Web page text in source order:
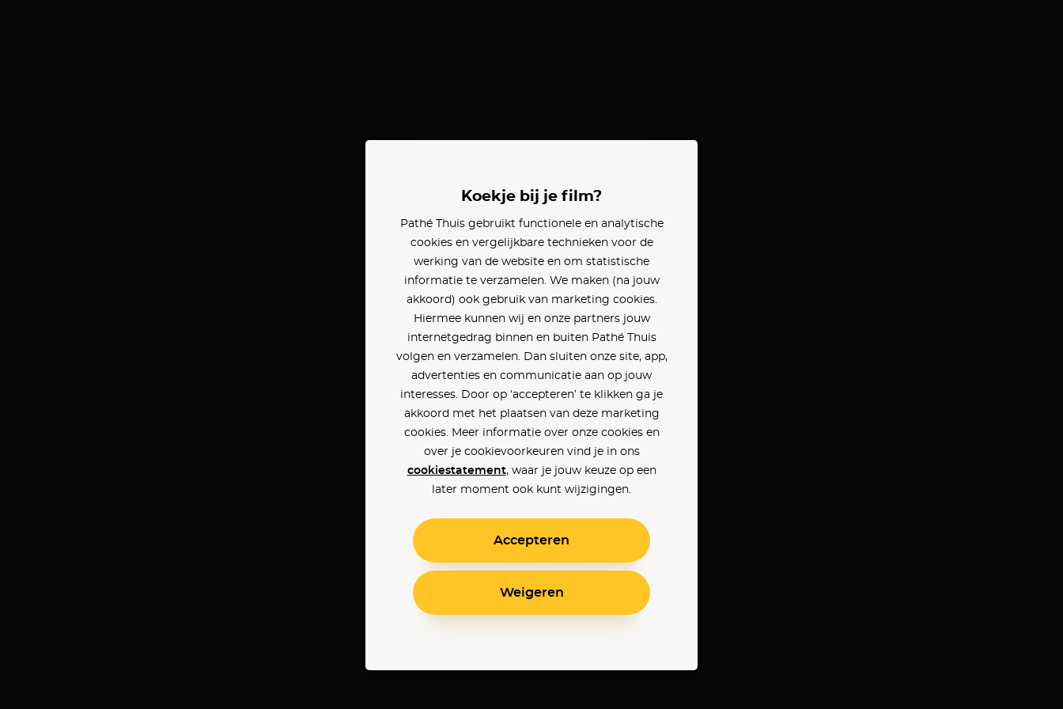
Koekje bij je film?
Pathé Thuis gebruikt functionele en analytische
cookies en vergelijkbare technieken voor de
werking van de website en om statistische
informatie te verzamelen. We maken (na jouw
akkoord) ook gebruik van marketing cookies.
Hiermee kunnen wij en onze partners jouw
internetgedrag binnen en buiten Pathé Thuis
volgen en verzamelen. Dan sluiten onze site, app,
advertenties en communicatie aan op jouw
interesses. Door op ‘accepteren’ te klikken ga je
akkoord met het plaatsen van deze marketing
cookies. Meer informatie over onze cookies en
over je cookievoorkeuren vind je in ons
cookiestatement, waar je jouw keuze op een
later moment ook kunt wijzigingen.
Accepteren
Weigeren